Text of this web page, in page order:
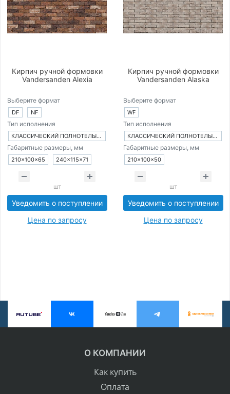
Кирпич ручной формовки
Vandersanden Alexia
Выберите формат
DF NF
Тип исполнения
КЛАССИЧЕСКИЙ ПОЛНОТЕЛЫЙ КИРПИЧ
Габаритные размеры, мм
210×100×65 240×115×71
шт
Уведомить о поступлении
Цена по запросу
Кирпич ручной формовки
Vandersanden Alaska
Выберите формат
WF
Тип исполнения
КЛАССИЧЕСКИЙ ПОЛНОТЕЛЫЙ КИРПИЧ
Габаритные размеры, мм
210×100×50
шт
Уведомить о поступлении
Цена по запросу
О КОМПАНИИ
Как купить
Оплата